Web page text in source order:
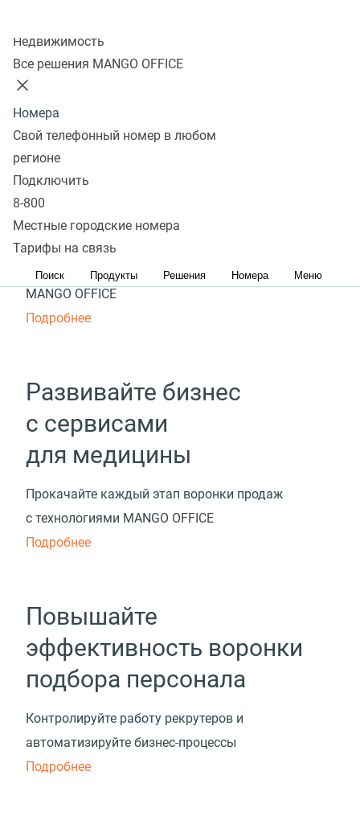
Недвижимость
Все решения MANGO OFFICE
Номера
Свой телефонный номер в любом
регионе
Подключить
8-800
Местные городские номера
Тарифы на связь
Поиск Продукты Решения Номера Меню
инструментами MANGO OFFICE
Повышайте качество
сервиса онлайн‑магазина
Обеспечьте высокий стандарт обслуживания
и зарабатывайте больше с решениями
MANGO OFFICE
Подробнее
Развивайте бизнес
с сервисами
для медицины
Прокачайте каждый этап воронки продаж
с технологиями MANGO OFFICE
Подробнее
Повышайте
эффективность воронки
подбора персонала
Контролируйте работу рекрутеров и
автоматизируйте бизнес-процессы
Подробнее